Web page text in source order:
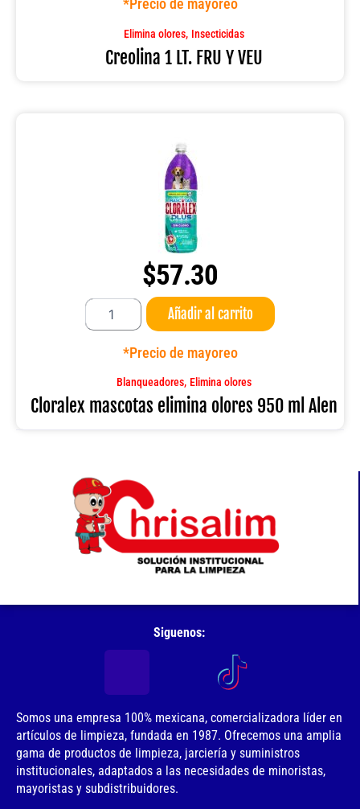
cantidad
*Precio de mayoreo
Elimina olores, Insecticidas
Creolina 1 LT. FRU Y VEU
$57.30
Cloralex
mascotas
elimina
cantidad
Añadir al carrito
*Precio de mayoreo
Blanqueadores, Elimina olores
Cloralex mascotas elimina olores 950 ml Alen
Siguenos:
Somos una empresa 100% mexicana, comercializadora líder en
artículos de limpieza, fundada en 1987. Ofrecemos una amplia
gama de productos de limpieza, jarciería y suministros
institucionales, adaptados a las necesidades de minoristas,
mayoristas y subdistribuidores.